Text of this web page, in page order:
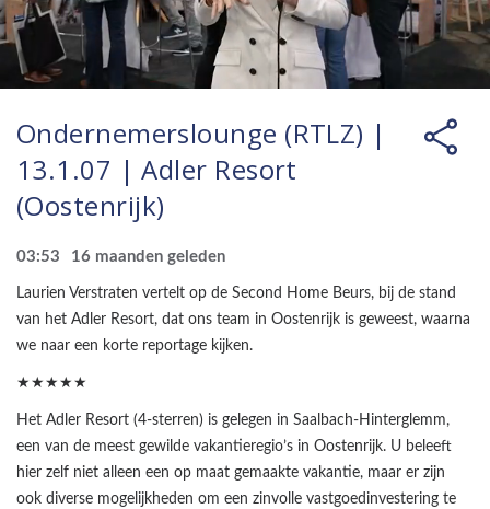
Ondernemerslounge (RTLZ) |
13.1.07 | Adler Resort
(Oostenrijk)
03:53 16 maanden geleden
Laurien Verstraten vertelt op de Second Home Beurs, bij de stand
van het Adler Resort, dat ons team in Oostenrijk is geweest, waarna
we naar een korte reportage kijken.
★★★★★
Het Adler Resort (4-sterren) is gelegen in Saalbach-Hinterglemm,
een van de meest gewilde vakantieregio’s in Oostenrijk. U beleeft
hier zelf niet alleen een op maat gemaakte vakantie, maar er zijn
ook diverse mogelijkheden om een zinvolle vastgoedinvestering te